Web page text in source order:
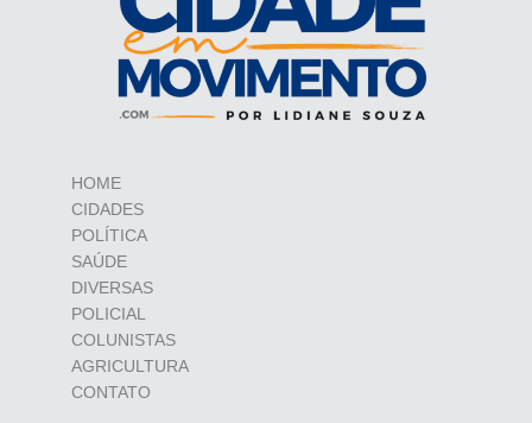
HOME
CIDADES
POLÍTICA
SAÚDE
DIVERSAS
POLICIAL
COLUNISTAS
AGRICULTURA
CONTATO